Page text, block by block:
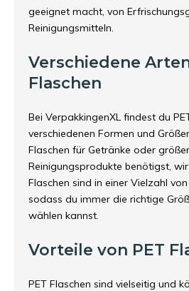
geeignet macht, von
Reinigungsmitteln.
Verschiedene
Flaschen
Bei VerpakkingenXL findest du
verschiedenen Formen und
Flaschen für Getränke oder
Reinigungsprodukte benötigst,
Flaschen sind in einer Vielzahl
sodass du immer die richtige
wählen kannst.
Vorteile von PET
PET Flaschen sind vielseitig und